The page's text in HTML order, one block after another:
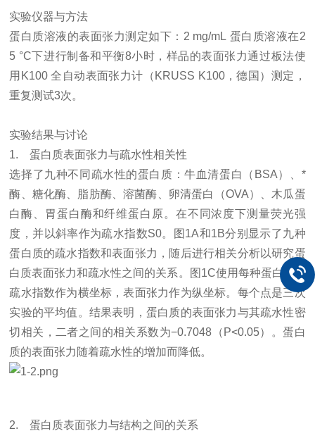
实验仪器与方法
蛋白质溶液的表面张力测定如下： 2 mg/mL 蛋白质溶液在2
5 °C下进行制备和平衡8小时，样品的表面张力通过板法使
用 K100全自动表面张力计（ KRUSS K100，德国）测定，
重复测试3次。
实验结果与讨论
1.蛋白质表面张力与疏水性相关性
选择了九种不同疏水性的蛋白质：牛血清蛋白（ BSA）、*
酶、糖化酶、脂肪酶、溶菌酶、卵清蛋白（OVA）、木瓜蛋
白酶、胃蛋白酶和纤维蛋白原。在不同浓度下测量荧光强
度，并以斜率作为疏水指数S0。图 1A和1B分别显示了九种
蛋白质的疏水指数和表面张力，随后进行相关分析以研究蛋
白质表面张力和疏水性之间的关系。图 1C使用每种蛋白质的
疏水指数作为横坐标，表面张力作为纵坐标。每个点是三次
实验的平均值。结果表明，蛋白质的表面张力与其疏水性密
切相关，二者之间的相关系数为−0.7048 （ P<0.05）。蛋白
质的表面张力随着疏水性的增加而降低。
2.蛋白质表面张力与结构之间的关系